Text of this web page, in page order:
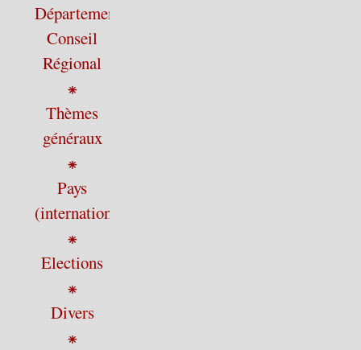
Départemental,
Conseil
Régional
⁕
Thèmes
généraux
⁕
Pays
(international)
⁕
Elections
⁕
Divers
⁕